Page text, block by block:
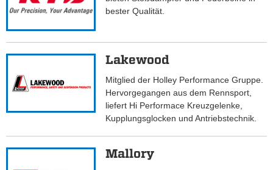
bester Qualität.
Lakewood
Mitglied der Holley Performance Gruppe.
Hervorgegangen aus dem Rennsport,
liefert Hi Performace Kreuzgelenke,
Kupplungsglocken und Antriebstechnik.
Mallory